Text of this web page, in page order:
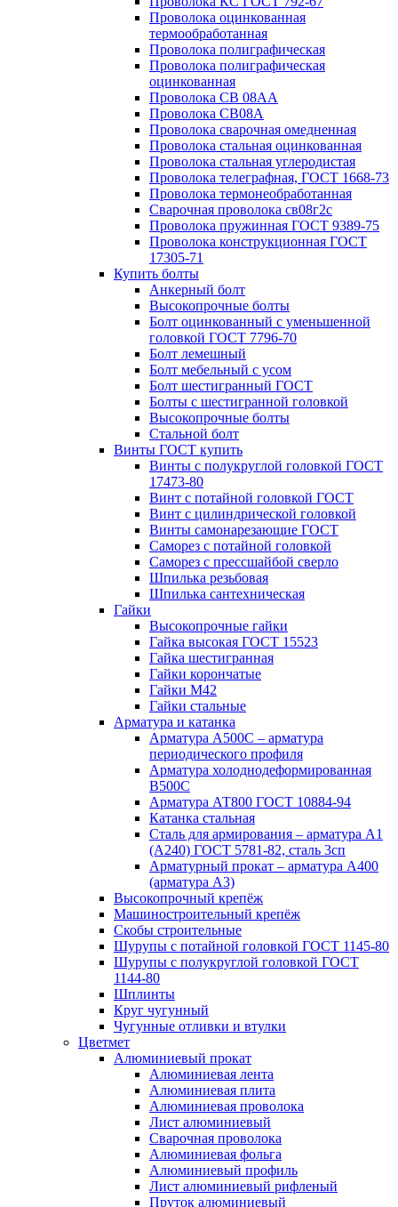
Проволока оцинкованная
термообработанная
Проволока полиграфическая
Проволока полиграфическая
оцинкованная
Проволока СВ 08АА
Проволока СВ08А
Проволока сварочная омедненная
Проволока стальная оцинкованная
Проволока стальная углеродистая
Проволока телеграфная, ГОСТ 1668-73
Проволока термонеобработанная
Сварочная проволока св08г2с
Проволока пружинная ГОСТ 9389-75
Проволока конструкционная ГОСТ
17305-71
Купить болты
Анкерный болт
Высокопрочные болты
Болт оцинкованный с уменьшенной
головкой ГОСТ 7796-70
Болт лемешный
Болт мебельный с усом
Болт шестигранный ГОСТ
Болты с шестигранной головкой
Высокопрочные болты
Стальной болт
Винты ГОСТ купить
Винты с полукруглой головкой ГОСТ
17473-80
Винт с потайной головкой ГОСТ
Винт с цилиндрической головкой
Винты самонарезающие ГОСТ
Саморез с потайной головкой
Саморез с прессшайбой сверло
Шпилька резьбовая
Шпилька сантехническая
Гайки
Высокопрочные гайки
Гайка высокая ГОСТ 15523
Гайка шестигранная
Гайки корончатые
Гайки М42
Гайки стальные
Арматура и катанка
Арматура А500С – арматура
периодического профиля
Арматура холоднодеформированная
В500С
Арматура АТ800 ГОСТ 10884-94
Катанка стальная
Сталь для армирования – арматура А1
(А240) ГОСТ 5781-82, сталь 3сп
Арматурный прокат – арматура А400
(арматура А3)
Высокопрочный крепёж
Машиностроительный крепёж
Скобы строительные
Шурупы с потайной головкой ГОСТ 1145-80
Шурупы с полукруглой головкой ГОСТ
1144-80
Шплинты
Круг чугунный
Чугунные отливки и втулки
Цветмет
Алюминиевый прокат
Алюминиевая лента
Алюминиевая плита
Алюминиевая проволока
Лист алюминиевый
Сварочная проволока
Алюминиевая фольга
Алюминиевый профиль
Лист алюминиевый рифленый
Пруток алюминиевый